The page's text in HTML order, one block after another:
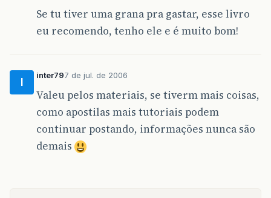
Se tu tiver uma grana pra gastar, esse livro
eu recomendo, tenho ele e é muito bom!
I
inter797 de jul. de 2006
Valeu pelos materiais, se tiverm mais coisas,
como apostilas mais tutoriais podem
continuar postando, informações nunca são
demais